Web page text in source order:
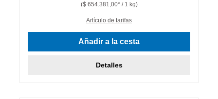
($ 654.381,00* / 1 kg)
Artículo de tarifas
Añadir a la cesta
Detalles